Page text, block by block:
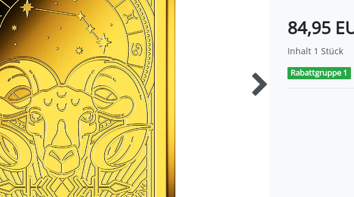
84,95
Inhalt 1 Stück
Rabattgruppe 1